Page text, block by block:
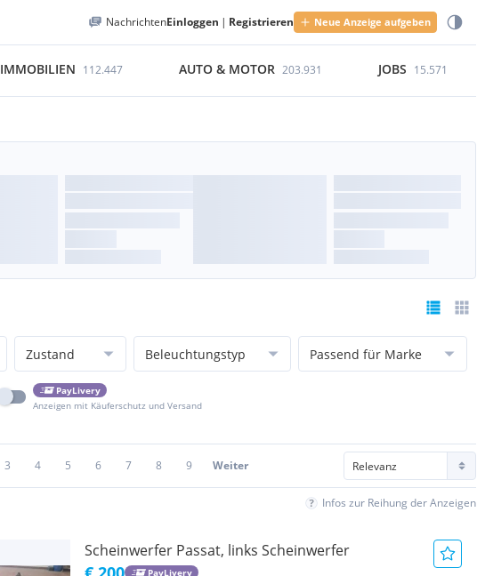
NachrichtenEinloggen | Registrieren Neue Anzeige aufgeben
IMMOBILIEN 112.447 AUTO & MOTOR 203.931 JOBS 15.571
Zustand Beleuchtungstyp Passend für Marke
PayLivery
Anzeigen mit Käuferschutz und Versand
3 4 5 6 7 8 9 Weiter
Infos zur Reihung der Anzeigen
Scheinwerfer Passat, links Scheinwerfer
PayLivery